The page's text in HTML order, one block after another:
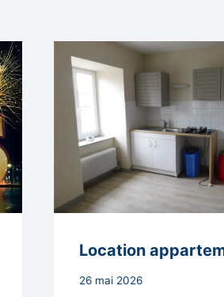
Location
Par
26 mai 2026